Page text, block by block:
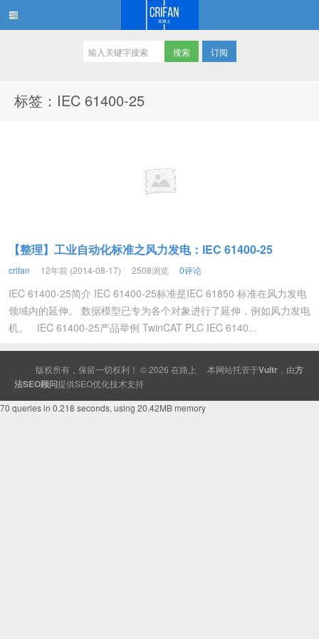
订阅
标签：IEC 61400-25
【整理】工业自动化标准之风力发电：IEC 61400-25
crifan 12年前 (2014-08-17) 2508浏览 0评论
IEC 61400-25简介 IEC 61400-25标准是IEC 61850 标准在风力发电
领域内的延伸。 数据模型已专为各个对象进行了延伸，例如风力发电
机。 IEC 61400-25产品举例 TwinCAT PLC IEC 6140...
版权所有，保留一切权利！ © 2026 在路上 本网站托管于Vultr ，由方
法SEO顾问提供SEO优化技术支持
70 queries in 0.218 seconds, using 20.42MB memory